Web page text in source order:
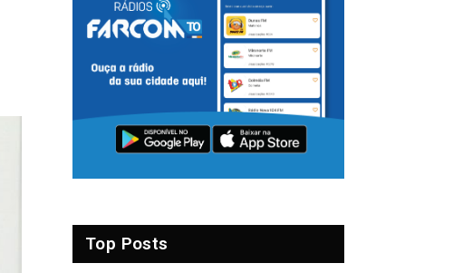
Top Posts